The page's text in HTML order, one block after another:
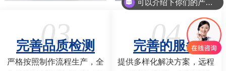
03
完善品质检测
严格按照制作流程生产，全
04
完善的服务
提供多样化解决方案，远程
可以介绍下你们的产品么